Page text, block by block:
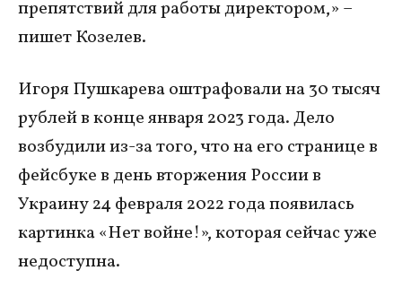
препятствий для работы директором,» –
пишет Козелев.
Игоря Пушкарева оштрафовали на 30 тысяч
рублей в конце января 2023 года. Дело
возбудили из-за того, что на его странице в
фейсбуке в день вторжения России в
Украину 24 февраля 2022 года появилась
картинка «Нет войне!», которая сейчас уже
недоступна.